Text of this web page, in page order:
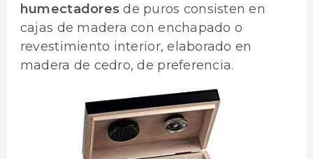
humectadores de puros consisten en
cajas de madera con enchapado o
revestimiento interior, elaborado en
madera de cedro, de preferencia.